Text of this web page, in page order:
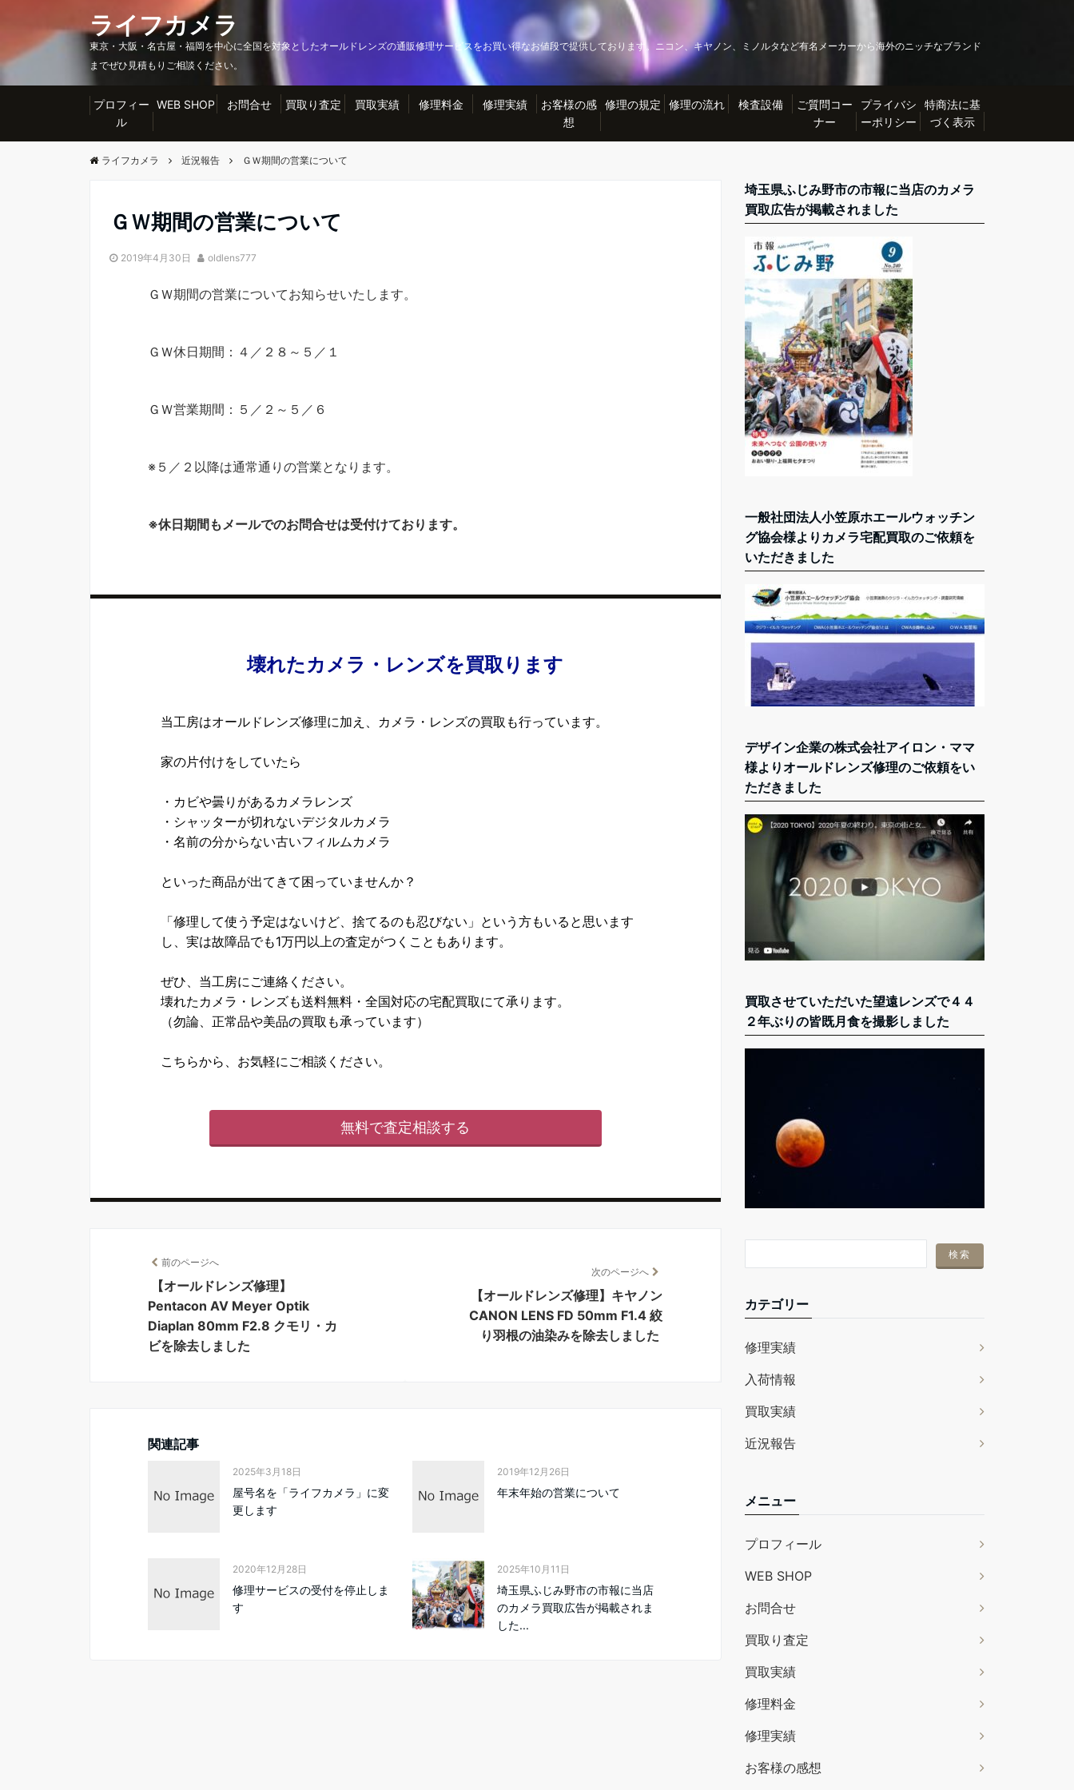
ライフカメラ
東京・大阪・名古屋・福岡を中心に全国を対象としたオールドレンズの通販修理サービスをお買い得なお値段で提供しております。ニコン、キヤノン、ミノルタなど有名メーカーから海外のニッチなブランド
までぜひ見積もりご相談ください。
プロフィー
ル
WEB SHOP お問合せ 買取り査定 買取実績 修理料金 修理実績
お客様の感
想
修理の規定 修理の流れ 検査設備
ご質問コー
ナー
プライバシ
ーポリシー
特商法に基
づく表示
ライフカメラ 近況報告 ＧＷ期間の営業について
ＧＷ期間の営業について
2019年4月30日 oldlens777
ＧＷ期間の営業についてお知らせいたします。
ＧＷ休日期間：４／２８～５／１
ＧＷ営業期間：５／２～５／６
※５／２以降は通常通りの営業となります。
※休日期間もメールでのお問合せは受付けております。
壊れたカメラ・レンズを買取ります
当工房はオールドレンズ修理に加え、カメラ・レンズの買取も行っています。
家の片付けをしていたら
・カビや曇りがあるカメラレンズ
・シャッターが切れないデジタルカメラ
・名前の分からない古いフィルムカメラ
といった商品が出てきて困っていませんか？
「修理して使う予定はないけど、捨てるのも忍びない」という方もいると思います
し、実は故障品でも1万円以上の査定がつくこともあります。
ぜひ、当工房にご連絡ください。
壊れたカメラ・レンズも送料無料・全国対応の宅配買取にて承ります。
（勿論、正常品や美品の買取も承っています）
こちらから、お気軽にご相談ください。
無料で査定相談する
前のページへ
【オールドレンズ修理】
Pentacon AV Meyer Optik
Diaplan 80mm F2.8 クモリ・カ
ビを除去しました
次のページへ
【オールドレンズ修理】キヤノン
CANON LENS FD 50mm F1.4 絞
り羽根の油染みを除去しました
関連記事
2025年3月18日
屋号名を「ライフカメラ」に変
更します
2019年12月26日
年末年始の営業について
2020年12月28日
修理サービスの受付を停止しま
す
2025年10月11日
埼玉県ふじみ野市の市報に当店
のカメラ買取広告が掲載されま
した...
埼玉県ふじみ野市の市報に当店のカメラ
買取広告が掲載されました
一般社団法人小笠原ホエールウォッチン
グ協会様よりカメラ宅配買取のご依頼を
いただきました
デザイン企業の株式会社アイロン・ママ
様よりオールドレンズ修理のご依頼をい
ただきました
買取させていただいた望遠レンズで４４
２年ぶりの皆既月食を撮影しました
カテゴリー
修理実績
入荷情報
買取実績
近況報告
メニュー
プロフィール
WEB SHOP
お問合せ
買取り査定
買取実績
修理料金
修理実績
お客様の感想